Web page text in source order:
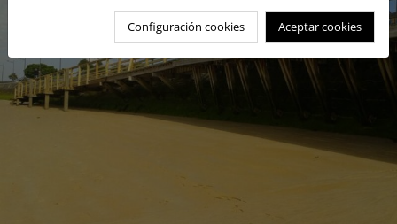
Configuración cookies Aceptar cookies